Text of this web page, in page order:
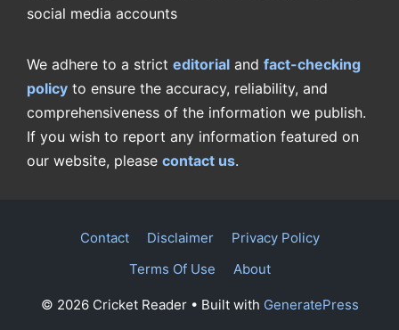
social media accounts
We adhere to a strict editorial and fact-checking
policy to ensure the accuracy, reliability, and
comprehensiveness of the information we publish.
If you wish to report any information featured on
our website, please contact us.
Contact Disclaimer
Privacy Policy
Terms Of Use
About
© 2026 Cricket Reader• Built with GeneratePress